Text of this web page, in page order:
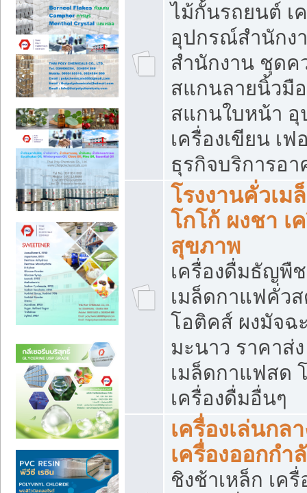
ไม้กั้นรถยนต์ เ
อุปกรณ์สำนักง
สำนักงาน ชุดค
สแกนลายนิ้วมื
สแกนใบหน้า
เครื่องเขียน เ
ธุรกิจบริการอ
โรงงานคั่วเม
โกโก้ ผงชา เ
สุขภาพ
เครื่องดื่มธัญพื
เมล็ดกาแฟคั่ว
โอติคส์ ผงมัจฉ
มะนาว ราคาส่
เมล็ดกาแฟสด
เครื่องดื่มอื่นๆ
เครื่องเล่นกล
เครื่องออกกำ
ชิงช้าเหล็ก เค